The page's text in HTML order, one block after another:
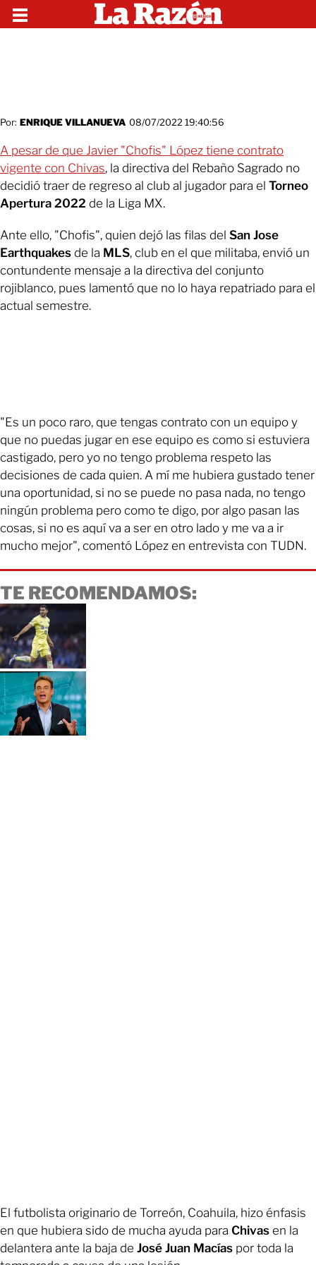
Por: ENRIQUE VILLANUEVA 08/07/2022 19:40:56
A pesar de que Javier "Chofis" López tiene contrato
vigente con Chivas, la directiva del Rebaño Sagrado no
decidió traer de regreso al club al jugador para el Torneo
Apertura 2022 de la Liga MX.
Ante ello, "Chofis", quien dejó las filas del San Jose
Earthquakes de la MLS, club en el que militaba, envió un
contundente mensaje a la directiva del conjunto
rojiblanco, pues lamentó que no lo haya repatriado para el
actual semestre.
"Es un poco raro, que tengas contrato con un equipo y
que no puedas jugar en ese equipo es como si estuviera
castigado, pero yo no tengo problema respeto las
decisiones de cada quien. A mí me hubiera gustado tener
una oportunidad, si no se puede no pasa nada, no tengo
ningún problema pero como te digo, por algo pasan las
cosas, si no es aquí va a ser en otro lado y me va a ir
mucho mejor", comentó López en entrevista con TUDN.
TE RECOMENDAMOS:
El futbolista originario de Torreón, Coahuila, hizo énfasis
en que hubiera sido de mucha ayuda para Chivas en la
delantera ante la baja de José Juan Macías por toda la